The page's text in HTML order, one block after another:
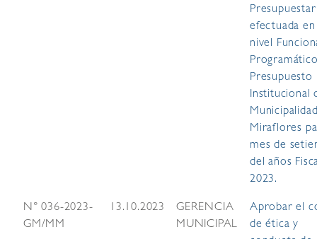
efectuada
nivel
Presupuesto
Institucional
Miraflores
mes de
del años
2023.
N° 036-2023-
GM/MM
13.10.2023
GERENCIA
MUNICIPAL
Aprobar el
de ética y